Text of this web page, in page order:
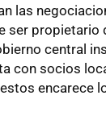
las
ser propietario
central
con socios
encarece